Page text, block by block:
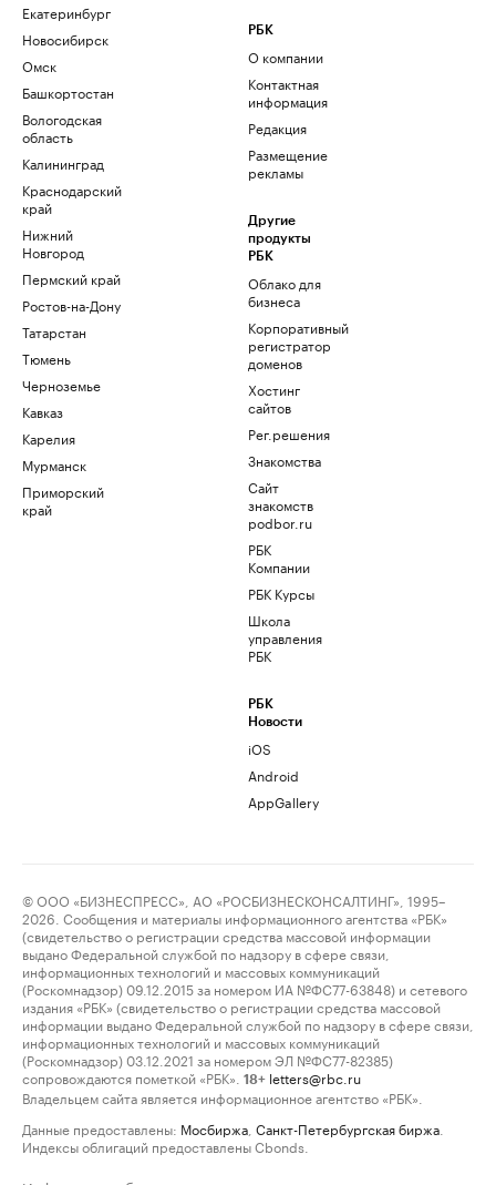
Екатеринбург
Новосибирск
Омск
Башкортостан
Вологодская
область
Калининград
Краснодарский
край
Нижний
Новгород
Пермский край
Ростов-на-Дону
Татарстан
Тюмень
Черноземье
Кавказ
Карелия
Мурманск
Приморский
край
РБК
О компании
Контактная
информация
Редакция
Размещение
рекламы
Другие
продукты
РБК
Облако для
бизнеса
Корпоративный
регистратор
доменов
Хостинг
сайтов
Рег.решения
Знакомства
Сайт
знакомств
podbor.ru
РБК
Компании
РБК Курсы
Школа
управления
РБК
РБК
Новости
iOS
Android
AppGallery
© ООО «БИЗНЕСПРЕСС», АО «РОСБИЗНЕСКОНСАЛТИНГ», 1995–
2026. Сообщения и материалы информационного агентства «РБК»
(свидетельство о регистрации средства массовой информации
выдано Федеральной службой по надзору в сфере связи,
информационных технологий и массовых коммуникаций
(Роскомнадзор) 09.12.2015 за номером ИА №ФС77-63848) и сетевого
издания «РБК» (свидетельство о регистрации средства массовой
информации выдано Федеральной службой по надзору в сфере связи,
информационных технологий и массовых коммуникаций
(Роскомнадзор) 03.12.2021 за номером ЭЛ №ФС77-82385)
сопровождаются пометкой «РБК».
18+ letters@rbc.ru
Владельцем сайта является информационное агентство «РБК».
Данные предоставлены: Мосбиржа Санкт-Петербургская биржа
Индексы облигаций предоставлены Cbonds.